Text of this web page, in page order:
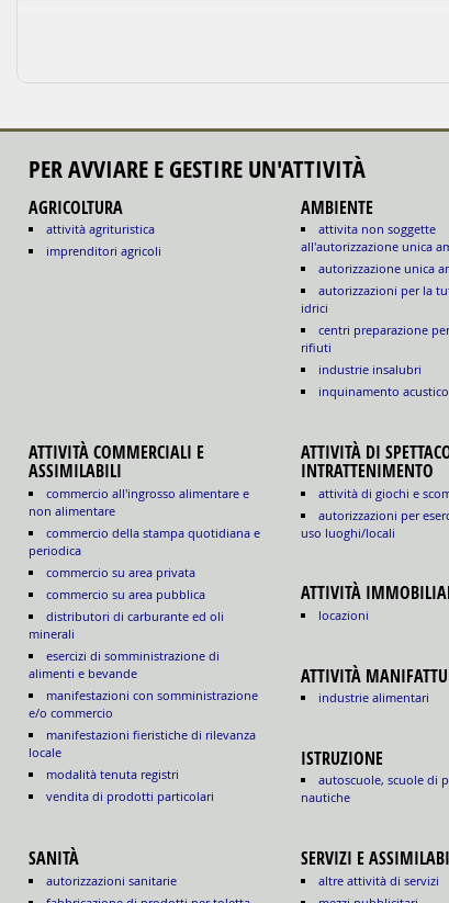
PER AVVIARE E GESTIRE UN'ATTIVITÀ
AGRICOLTURA
attività agrituristica
imprenditori agricoli
AMBIENTE
attivita non soggette
all'autorizzazione unica
autorizzazione unica
autorizzazioni per la
idrici
centri preparazione
rifiuti
industrie insalubri
inquinamento acustico
ATTIVITÀ COMMERCIALI E
ASSIMILABILI
commercio all'ingrosso alimentare e
non alimentare
commercio della stampa quotidiana e
periodica
commercio su area privata
commercio su area pubblica
distributori di carburante ed oli
minerali
esercizi di somministrazione di
alimenti e bevande
manifestazioni con somministrazione
e/o commercio
manifestazioni fieristiche di rilevanza
locale
modalità tenuta registri
vendita di prodotti particolari
ATTIVITÀ DI
INTRATTENIMENTO
attività di giochi e
autorizzazioni per
uso luoghi/locali
ATTIVITÀ
locazioni
ATTIVITÀ
industrie alimentari
ISTRUZIONE
autoscuole, scuole di
nautiche
SANITÀ
autorizzazioni sanitarie
SERVIZI E
altre attività di servizi